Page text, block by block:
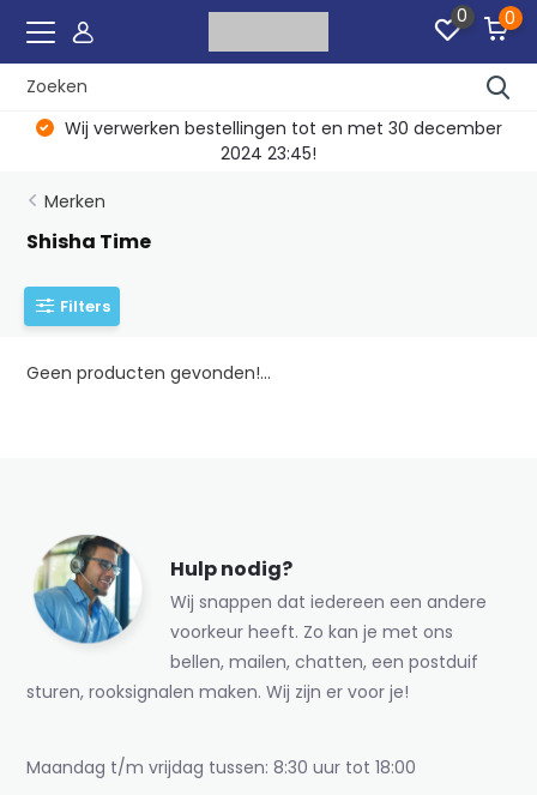
0 0
Wij verwerken bestellingen tot en met 30 december
2024 23:45!
Merken
Shisha Time
Filters
Geen producten gevonden!...
Hulp nodig?
Wij snappen dat iedereen een andere
voorkeur heeft. Zo kan je met ons
bellen, mailen, chatten, een postduif
sturen, rooksignalen maken. Wij zijn er voor je!
Maandag t/m vrijdag tussen: 8:30 uur tot 18:00